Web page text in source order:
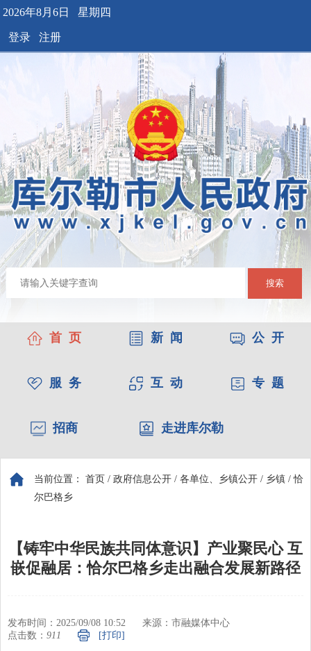
2026年8月6日 星期四
登录 注册
搜索
首 页 新 闻 公 开
服 务 互 动 专 题
招商 走进库尔勒
当前位置： 首页 / 政府信息公开 / 各单位、乡镇公开 / 乡镇 /恰
尔巴格乡
【铸牢中华民族共同体意识】产业聚民心 互
嵌促融居：恰尔巴格乡走出融合发展新路径
发布时间：2025/09/08 10:52
来源：市融媒体中心
点击数： 911 [打印]